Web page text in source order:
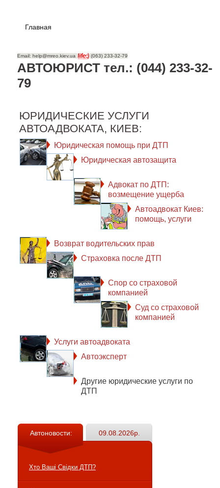
Главная
Email: help@mreo.kiev.ua (063) 233-32-79
АВТОЮРИСТ тел.: (044) 233-32-
79
ЮРИДИЧЕСКИЕ УСЛУГИ
АВТОАДВОКАТА, КИЕВ:
Юридическая помощь при ДТП
Юридическая автозащита
Адвокат по ДТП:
возмещение ущерба
Автоадвокат Киев:
помощь, услуги
Возврат водительских прав
Страховка после ДТП
Спор со страховой
компанией
Суд со страховой
компанией
Услуги автоадвоката
Автоэксперт
Другие юридические услуги по
ДТП
Автоновости: 09.08.2026р.
Хто Ваші Свідки ДТП?